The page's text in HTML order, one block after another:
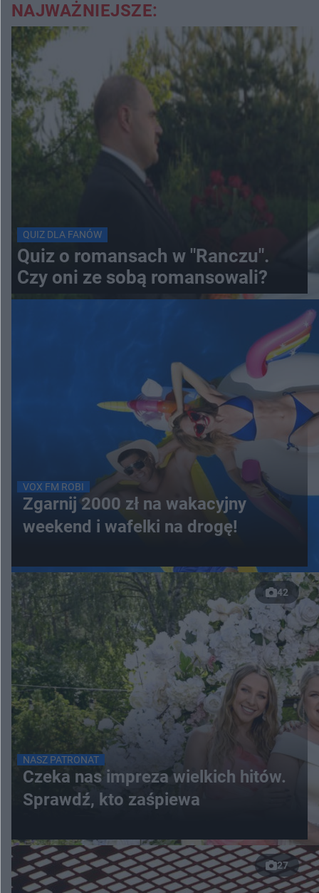
NAJWAŻNIEJSZE:
QUIZ DLA FANÓW
Quiz o romansach w "Ranczu".
Czy oni ze sobą romansowali?
VOX FM ROBI
Zgarnij 2000 zł na wakacyjny
weekend i wafelki na drogę!
42
NASZ PATRONAT
Czeka nas impreza wielkich hitów.
Sprawdź, kto zaśpiewa
27